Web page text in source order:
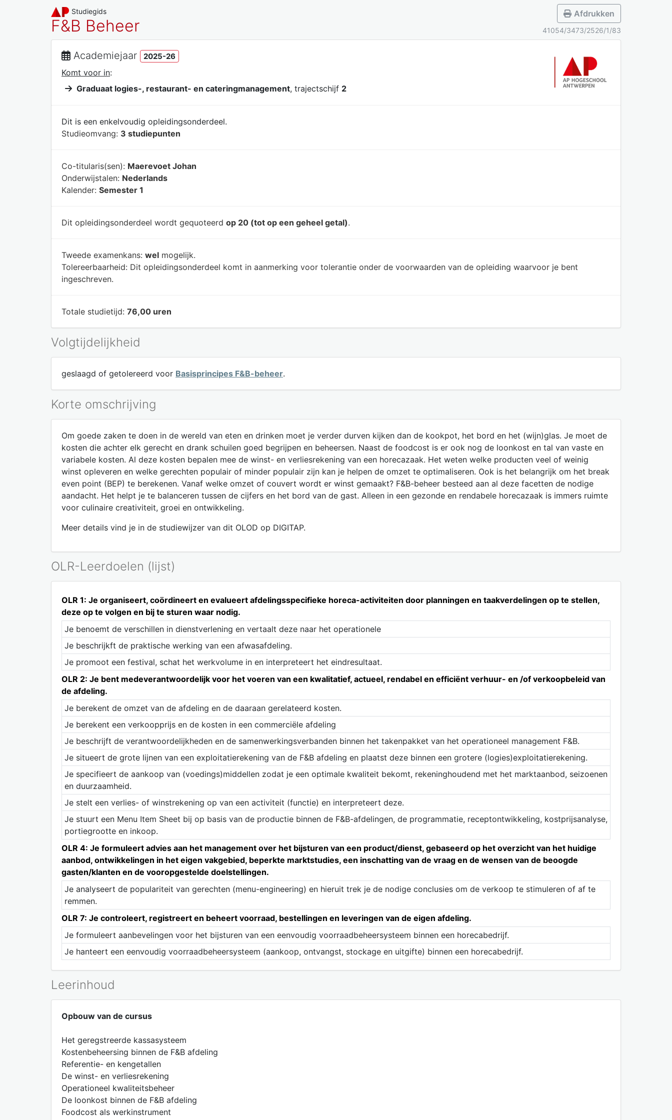
Studiegids
F&B Beheer
Afdrukken
41054/3473/2526/1/83
Academiejaar 2025-26
Komt voor in:
Graduaat logies-, restaurant- en cateringmanagement, trajectschijf 2
Dit is een enkelvoudig opleidingsonderdeel.
Studieomvang: 3 studiepunten
Co-titularis(sen): Maerevoet Johan
Onderwijstalen: Nederlands
Kalender: Semester 1
Dit opleidingsonderdeel wordt gequoteerd op 20 (tot op een geheel getal).
Tweede examenkans: wel mogelijk.
Tolereerbaarheid: Dit opleidingsonderdeel komt in aanmerking voor tolerantie onder de voorwaarden van de opleiding waarvoor je bent
ingeschreven.
Totale studietijd: 76,00 uren
Volgtijdelijkheid
geslaagd of getolereerd voor Basisprincipes F&B-beheer.
Korte omschrijving
Om goede zaken te doen in de wereld van eten en drinken moet je verder durven kijken dan de kookpot, het bord en het (wijn)glas. Je moet de
kosten die achter elk gerecht en drank schuilen goed begrijpen en beheersen. Naast de foodcost is er ook nog de loonkost en tal van vaste en
variabele kosten. Al deze kosten bepalen mee de winst- en verliesrekening van een horecazaak. Het weten welke producten veel of weinig
winst opleveren en welke gerechten populair of minder populair zijn kan je helpen de omzet te optimaliseren. Ook is het belangrijk om het break
even point (BEP) te berekenen. Vanaf welke omzet of couvert wordt er winst gemaakt? F&B-beheer besteed aan al deze facetten de nodige
aandacht. Het helpt je te balanceren tussen de cijfers en het bord van de gast. Alleen in een gezonde en rendabele horecazaak is immers ruimte
voor culinaire creativiteit, groei en ontwikkeling.
Meer details vind je in de studiewijzer van dit OLOD op DIGITAP.
OLR-Leerdoelen (lijst)
OLR 1: Je organiseert, coördineert en evalueert afdelingsspecifieke horeca-activiteiten door planningen en taakverdelingen op te stellen,
deze op te volgen en bij te sturen waar nodig.
Je benoemt de verschillen in dienstverlening en vertaalt deze naar het operationele
Je beschrijkft de praktische werking van een afwasafdeling.
Je promoot een festival, schat het werkvolume in en interpreteert het eindresultaat.
OLR 2: Je bent medeverantwoordelijk voor het voeren van een kwalitatief, actueel, rendabel en efficiënt verhuur- en /of verkoopbeleid van
de afdeling.
Je berekent de omzet van de afdeling en de daaraan gerelateerd kosten.
Je berekent een verkoopprijs en de kosten in een commerciële afdeling
Je beschrijft de verantwoordelijkheden en de samenwerkingsverbanden binnen het takenpakket van het operationeel management F&B.
Je situeert de grote lijnen van een exploitatierekening van de F&B afdeling en plaatst deze binnen een grotere (logies)exploitatierekening.
Je specifieert de aankoop van (voedings)middellen zodat je een optimale kwaliteit bekomt, rekeninghoudend met het marktaanbod, seizoenen
en duurzaamheid.
Je stelt een verlies- of winstrekening op van een activiteit (functie) en interpreteert deze.
Je stuurt een Menu Item Sheet bij op basis van de productie binnen de F&B-afdelingen, de programmatie, receptontwikkeling, kostprijsanalyse,
portiegrootte en inkoop.
OLR 4: Je formuleert advies aan het management over het bijsturen van een product/dienst, gebaseerd op het overzicht van het huidige
aanbod, ontwikkelingen in het eigen vakgebied, beperkte marktstudies, een inschatting van de vraag en de wensen van de beoogde
gasten/klanten en de vooropgestelde doelstellingen.
Je analyseert de populariteit van gerechten (menu-engineering) en hieruit trek je de nodige conclusies om de verkoop te stimuleren of af te
remmen.
OLR 7: Je controleert, registreert en beheert voorraad, bestellingen en leveringen van de eigen afdeling.
Je formuleert aanbevelingen voor het bijsturen van een eenvoudig voorraadbeheersysteem binnen een horecabedrijf.
Je hanteert een eenvoudig voorraadbeheersysteem (aankoop, ontvangst, stockage en uitgifte) binnen een horecabedrijf.
Leerinhoud
Opbouw van de cursus
Het geregstreerde kassasysteem
Kostenbeheersing binnen de F&B afdeling
Referentie- en kengetallen
De winst- en verliesrekening
Operationeel kwaliteitsbeheer
De loonkost binnen de F&B afdeling
Foodcost als werkinstrument